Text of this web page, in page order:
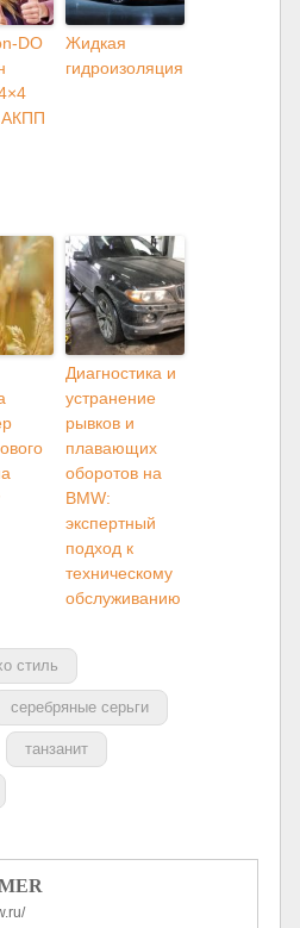
DO
АКПП
Жидкая
гидроизоляция
Диагностика и
устранение
рывков и
плавающих
оборотов на
BMW:
экспертный
подход к
техническому
обслуживанию
стиль
серебряные серьги
танзанит